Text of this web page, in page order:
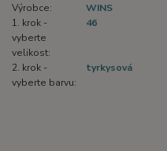
Výrobce:
WINS
1. krok -
vyberte
velikost:
46
2. krok -
vyberte barvu:
tyrkysová